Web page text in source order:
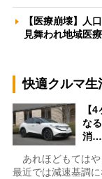
【医療崩壊】人
見舞われ地域医
快適クルマ生
【
な
消…
あれほどもてはや
最近では減速基調